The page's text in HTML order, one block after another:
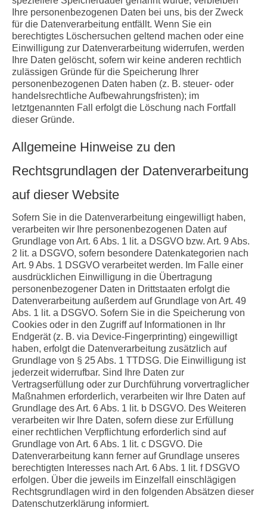
Ihre personenbezogenen Daten bei uns, bis der Zweck
für die Datenverarbeitung entfällt. Wenn Sie ein
berechtigtes Löschersuchen geltend machen oder eine
Einwilligung zur Datenverarbeitung widerrufen, werden
Ihre Daten gelöscht, sofern wir keine anderen rechtlich
zulässigen Gründe für die Speicherung Ihrer
personenbezogenen Daten haben (z. B. steuer- oder
handelsrechtliche Aufbewahrungsfristen); im
letztgenannten Fall erfolgt die Löschung nach Fortfall
dieser Gründe.
Allgemeine Hinweise zu den
Rechtsgrundlagen der Datenverarbeitung
auf dieser Website
Sofern Sie in die Datenverarbeitung eingewilligt haben,
verarbeiten wir Ihre personenbezogenen Daten auf
Grundlage von Art. 6 Abs. 1 lit. a DSGVO bzw. Art. 9 Abs.
2 lit. a DSGVO, sofern besondere Datenkategorien nach
Art. 9 Abs. 1 DSGVO verarbeitet werden. Im Falle einer
ausdrücklichen Einwilligung in die Übertragung
personenbezogener Daten in Drittstaaten erfolgt die
Datenverarbeitung außerdem auf Grundlage von Art. 49
Abs. 1 lit. a DSGVO. Sofern Sie in die Speicherung von
Cookies oder in den Zugriff auf Informationen in Ihr
Endgerät (z. B. via Device-Fingerprinting) eingewilligt
haben, erfolgt die Datenverarbeitung zusätzlich auf
Grundlage von § 25 Abs. 1 TTDSG. Die Einwilligung ist
jederzeit widerrufbar. Sind Ihre Daten zur
Vertragserfüllung oder zur Durchführung vorvertraglicher
Maßnahmen erforderlich, verarbeiten wir Ihre Daten auf
Grundlage des Art. 6 Abs. 1 lit. b DSGVO. Des Weiteren
verarbeiten wir Ihre Daten, sofern diese zur Erfüllung
einer rechtlichen Verpflichtung erforderlich sind auf
Grundlage von Art. 6 Abs. 1 lit. c DSGVO. Die
Datenverarbeitung kann ferner auf Grundlage unseres
berechtigten Interesses nach Art. 6 Abs. 1 lit. f DSGVO
erfolgen. Über die jeweils im Einzelfall einschlägigen
Rechtsgrundlagen wird in den folgenden Absätzen dieser
Datenschutzerklärung informiert.